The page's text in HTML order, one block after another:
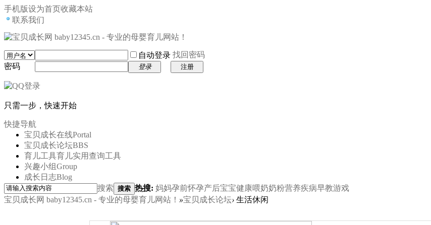
手机版设为首页收藏本站
联系我们
自动登录 找回密码
密码
登录 注册
只需一步，快速开始
快捷导航
宝贝成长在线Portal
宝贝成长论坛BBS
育儿工具育儿实用查询工具
兴趣小组Group
成长日志Blog
搜索 搜索 热搜: 妈妈孕前怀孕产后宝宝健康喂奶奶粉营养疾病早教游戏
宝贝成长网 baby12345.cn - 专业的母婴育儿网站！ »宝贝成长论坛› 生活休闲